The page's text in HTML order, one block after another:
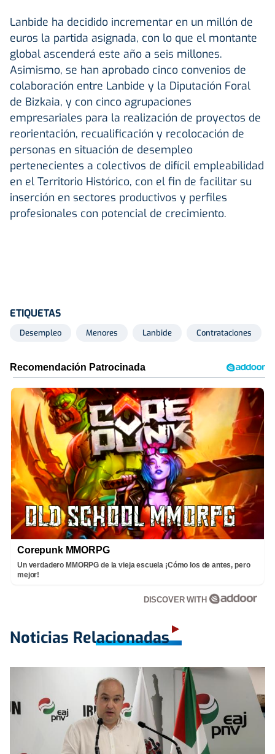
Lanbide ha decidido incrementar en un millón de
euros la partida asignada, con lo que el montante
global ascenderá este año a seis millones.
Asimismo, se han aprobado cinco convenios de
colaboración entre Lanbide y la Diputación Foral
de Bizkaia, y con cinco agrupaciones
empresariales para la realización de proyectos de
reorientación, recualificación y recolocación de
personas en situación de desempleo
pertenecientes a colectivos de difícil empleabilidad
en el Territorio Histórico, con el fin de facilitar su
inserción en sectores productivos y perfiles
profesionales con potencial de crecimiento.
ETIQUETAS
Desempleo Menores Lanbide Contrataciones
Corepunk MMORPG
Un verdadero MMORPG de la vieja escuela ¡Cómo los de antes, pero
mejor!
DISCOVER WITH
Noticias Relacionadas